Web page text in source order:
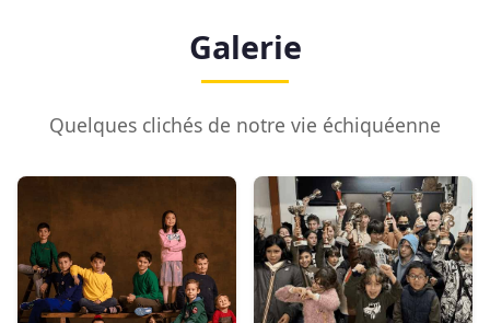
Galerie
Quelques clichés de notre vie échiquéenne